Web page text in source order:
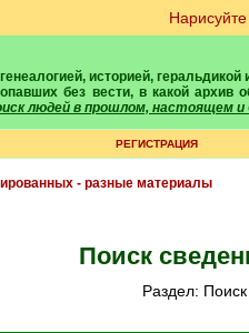
без вести, в какой архив
людей в прошлом, настоящем
РЕГИСТРАЦИЯ
- разные материалы
Поиск
Раздел: